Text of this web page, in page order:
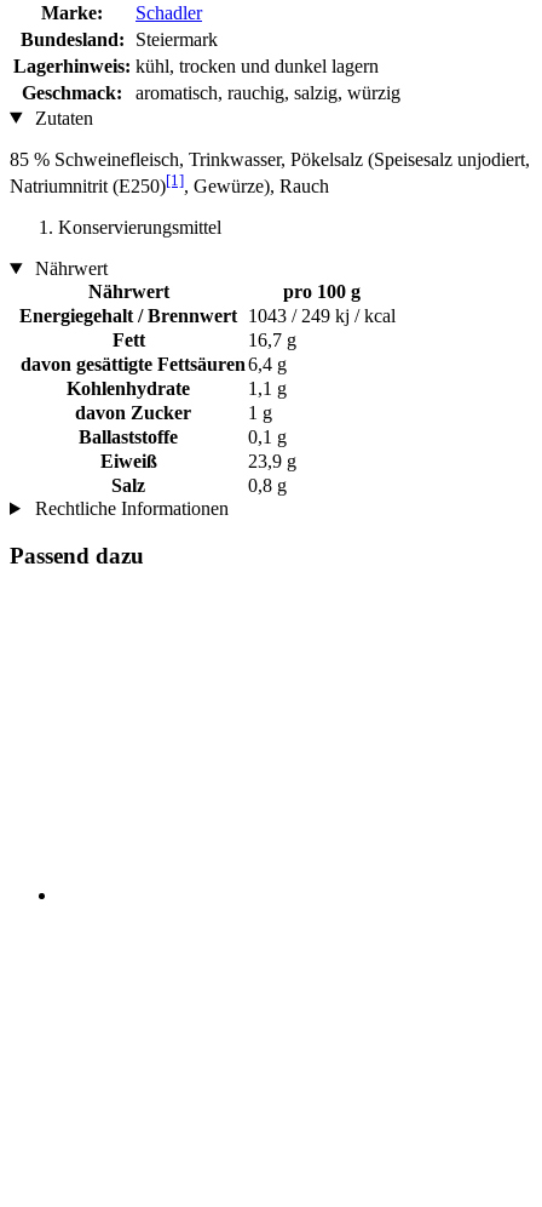
Marke:
Schadler
Bundesland:
Steiermark
Lagerhinweis: kühl, trocken und dunkel lagern
Geschmack:
aromatisch, rauchig, salzig, würzig
Zutaten
85 % Schweinefleisch, Trinkwasser, Pökelsalz (Speisesalz unjodiert,
Natriumnitrit (E250)[1], Gewürze), Rauch
Konservierungsmittel
Nährwert
Nährwert
pro 100 g
Energiegehalt / Brennwert 1043 / 249 kj / kcal
Fett
16,7 g
davon gesättigte Fettsäuren6,4 g
Kohlenhydrate
1,1 g
davon Zucker
1 g
Ballaststoffe
0,1 g
Eiweiß
23,9 g
Salz
0,8 g
Rechtliche Informationen
Passend dazu